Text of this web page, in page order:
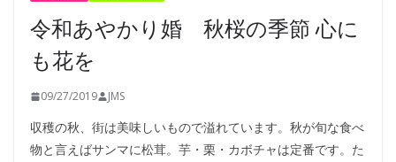
令和あやかり婚 秋桜の季節 心に
も花を
09/27/2019 JMS
収穫の秋、街は美味しいもので溢れています。秋が旬な食べ
物と言えばサンマに松茸。芋・栗・カボチャは定番です。た